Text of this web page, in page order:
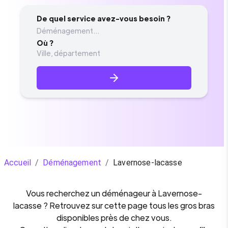
De quel service avez-vous besoin ?
Déménagement...
Où ?
Accueil / Déménagement / Lavernose-lacasse
Vous recherchez undéménageuràLavernose-
lacasse? Retrouvez sur cette page tous les gros bras
disponibles près de chez vous.